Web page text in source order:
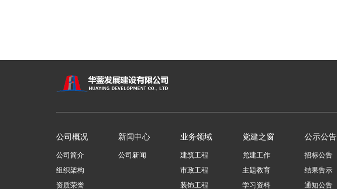
公司概况
公司简介
组织架构
资质荣誉
新闻中心
公司新闻
业务领域
建筑工程
市政工程
装饰工程
党建之窗
党建工作
主题教育
学习资料
公示公告
招标公告
结果告示
通知公告